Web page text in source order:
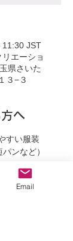
11:30 JST
エーショ
県さいた
３−３
へ
すい服装
ンなど）
Email